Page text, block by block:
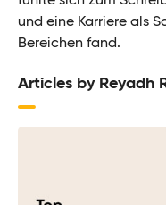
und eine Karriere als
Bereichen fand.
Articles by Reyadh